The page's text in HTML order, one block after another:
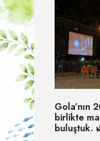
Gola’nın
birlikte
buluştuk.